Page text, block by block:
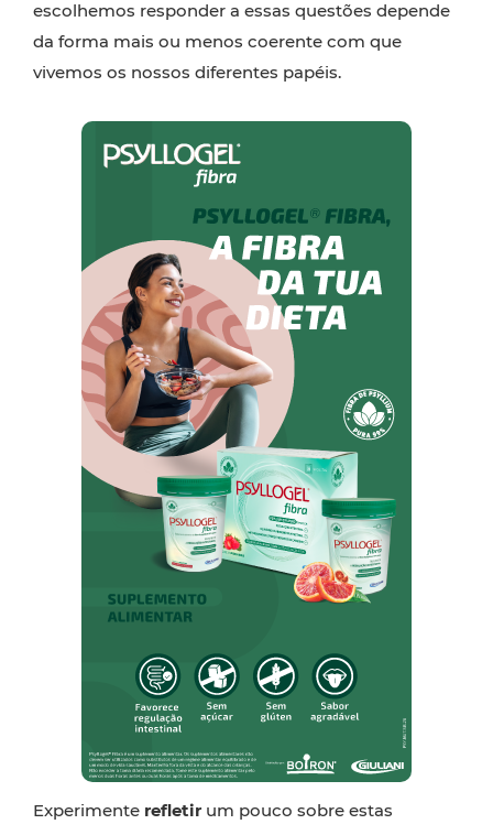
escolhemos responder a essas questões depende
da forma mais ou menos coerente com que
vivemos os nossos diferentes papéis.
Experimente refletir um pouco sobre estas